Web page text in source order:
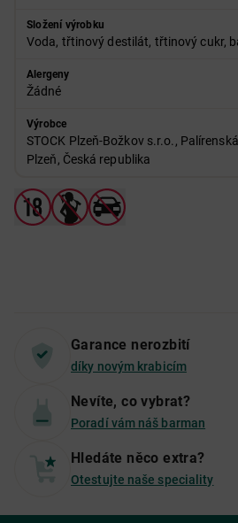
Složení výrobku
Voda, třtinový destilát, třtinový cukr,
Alergeny
Žádné
Výrobce
STOCK Plzeň-Božkov s.r.o.,
Plzeň, Česká republika
Garance nerozbití
díky novým krabicím
Nevíte, co vybrat?
Poradí vám náš barman
Hledáte něco extra?
Otestujte naše speciality